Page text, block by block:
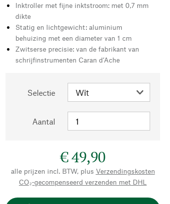
Inktroller met fijne inktstroom: met 0,7 mm
dikte
Statig en lichtgewicht: aluminium
behuizing met een diameter van 1 cm
Zwitserse precisie: van de fabrikant van
schrijfinstrumenten Caran d’Ache
Selectie
Aantal
€ 49,90
alle prijzen incl. BTW, plus Verzendingskosten
CO₂-gecompenseerd verzenden met DHL